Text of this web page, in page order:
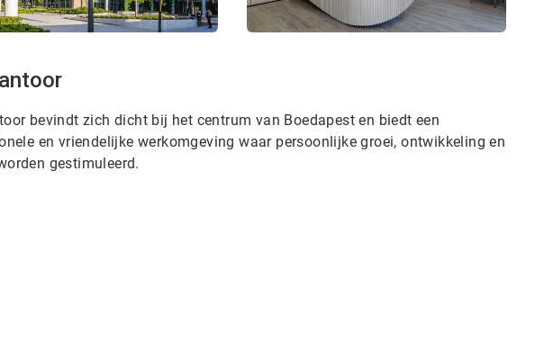
bevindt zich dicht bij het centrum van Boedapest en biedt een
en vriendelijke werkomgeving waar persoonlijke groei, ontwikkeling en
gestimuleerd.